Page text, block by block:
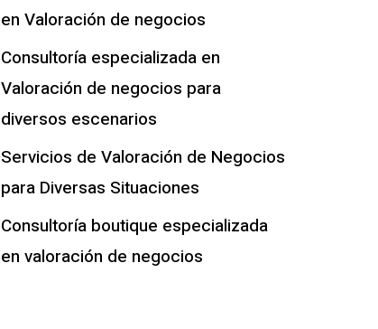
en Valoración de negocios
Consultoría especializada en
Valoración de negocios para
diversos escenarios
Servicios de Valoración de Negocios
para Diversas Situaciones
Consultoría boutique especializada
en valoración de negocios